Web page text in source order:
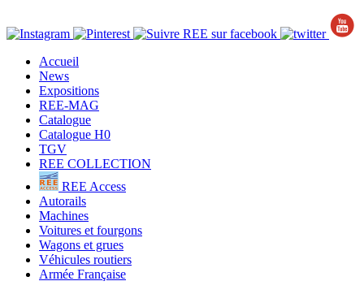
Accueil
News
Expositions
REE-MAG
Catalogue
Catalogue H0
TGV
REE COLLECTION
REE Access
Autorails
Machines
Voitures et fourgons
Wagons et grues
Véhicules routiers
Armée Française